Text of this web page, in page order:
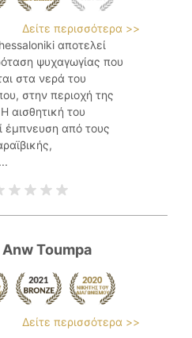
Δείτε περισσότερα >>
αποτελεί
ψυχαγωγίας που
στα νερά του
στην περιοχή της
αισθητική του
έμπνευση από τους
Toumpa
Δείτε περισσότερα >>